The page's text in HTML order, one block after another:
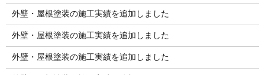
外壁・屋根塗装の施工実績を追加しました
外壁・屋根塗装の施工実績を追加しました
外壁・屋根塗装の施工実績を追加しました